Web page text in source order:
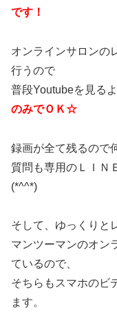
です！
オンラインサロンの
行うので
普段Youtubeを見るよ
のみでＯＫ☆
録画が全て残るので
質問も専用のＬＩＮ
(*^^*)
そして、ゆっくりと
マンツーマンのオン
ているので、
そちらもスマホのビ
ます。